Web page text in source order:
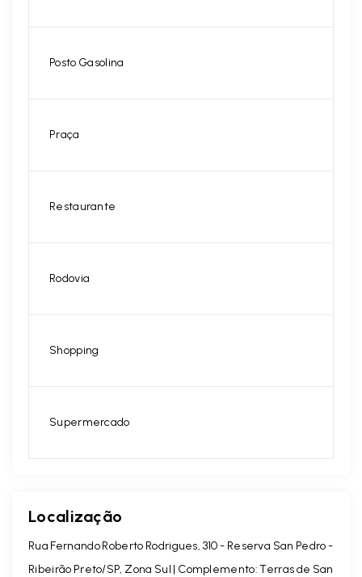
Posto Gasolina
Praça
Restaurante
Rodovia
Shopping
Supermercado
Localização
Rua Fernando Roberto Rodrigues, 310 - Reserva San Pedro -
Ribeirão Preto/SP, Zona Sul | Complemento: Terras de San